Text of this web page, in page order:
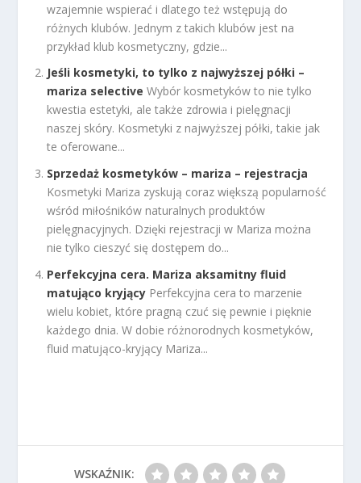
wzajemnie wspierać i dlatego też wstępują do
różnych klubów. Jednym z takich klubów jest na
przykład klub kosmetyczny, gdzie...
Jeśli kosmetyki, to tylko z najwyższej półki –
mariza selective Wybór kosmetyków to nie tylko
kwestia estetyki, ale także zdrowia i pielęgnacji
naszej skóry. Kosmetyki z najwyższej półki, takie jak
te oferowane...
Sprzedaż kosmetyków – mariza – rejestracja
Kosmetyki Mariza zyskują coraz większą popularność
wśród miłośników naturalnych produktów
pielęgnacyjnych. Dzięki rejestracji w Mariza można
nie tylko cieszyć się dostępem do...
Perfekcyjna cera. Mariza aksamitny fluid
matująco kryjący Perfekcyjna cera to marzenie
wielu kobiet, które pragną czuć się pewnie i pięknie
każdego dnia. W dobie różnorodnych kosmetyków,
fluid matująco-kryjący Mariza...
WSKAŹNIK: